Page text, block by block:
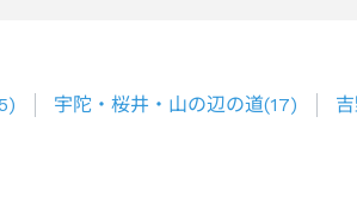
5) 宇陀・桜井・山の辺の道(17)